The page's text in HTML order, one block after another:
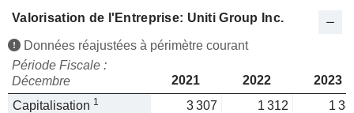
Valorisation de l'Entreprise: Uniti Group Inc.
Données réajustées à périmètre courant
Période Fiscale :
Décembre
2021 2022
2023
Capitalisation 1 3 307 1 312 1